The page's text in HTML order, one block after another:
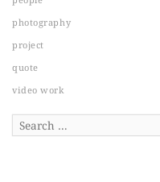
photography
project
quote
video work
Search